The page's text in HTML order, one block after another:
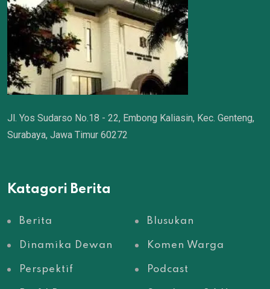
Jl. Yos Sudarso No.18 - 22, Embong Kaliasin, Kec. Genteng,
Surabaya, Jawa Timur 60272
Katagori Berita
Berita Blusukan
Dinamika Dewan Komen Warga
Perspektif Podcast